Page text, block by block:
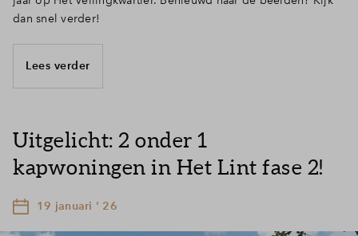
dan snel verder!
Lees verder
Uitgelicht: 2 onder 1
kapwoningen in Het Lint fase 2!
19 januari ' 26